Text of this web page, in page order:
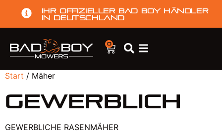
Ihr offizieller Bad Boy Händler
in Deutschland
0
Start / Mäher
Gewerblich
GEWERBLICHE RASENMÄHER